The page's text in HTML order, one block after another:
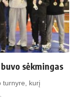
sėkmingas
turnyre, kurį